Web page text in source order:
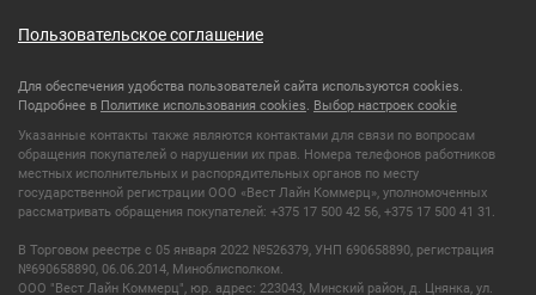
Пользовательское соглашение
Для обеспечения удобства пользователей сайта используются cookies.
Подробнее в Политике использования cookies
Выбор настроек cookie
Указанные контакты также являются контактами для связи по вопросам
обращения покупателей о нарушении их прав. Номера телефонов работников
местных исполнительных и распорядительных органов по месту
государственной регистрации ООО «Вест Лайн Коммерц», уполномоченных
рассматривать обращения покупателей: +375 17 500 42 56, +375 17 500 41 31.
В Торговом реестре с 05 января 2022 №526379, УНП 690658890, регистрация
№690658890, 06.06.2014, Миноблисполком.
ООО "Вест Лайн Коммерц", юр. адрес: 223043, Минский район, д. Цнянка, ул.